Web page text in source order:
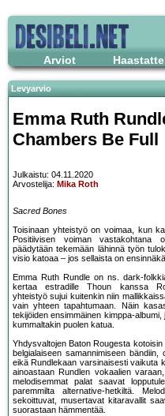
Arviot
Levyarvio
Emma Ruth
Chambers Be Full
Julkaistu: 04.11.2020
Arvostelija: Mika Roth
Sacred Bones
Toisinaan yhteistyö on voimaa, kun
Positiivisen voiman vastakohtana
päädytään tekemään lähinnä työn
visio katoaa – jos sellaista on
Emma Ruth Rundle on ns. dark-
kertaa estradille Thoun kanssa
yhteistyö sujui kuitenkin niin
vain yhteen tapahtumaan. Näin
tekijöiden ensimmäinen kimppa-
kummaltakin puolen katua.
Yhdysvaltojen Baton Rougesta
belgialaiseen samannimiseen
eikä Rundlekaan varsinaisesti vaikuta
ainoastaan Rundlen vokaalien
melodisemmat palat saavat
paremmilta alternative-hetkiltä.
sekoittuvat, musertavat kitaravallit
suorastaan hämmentää.